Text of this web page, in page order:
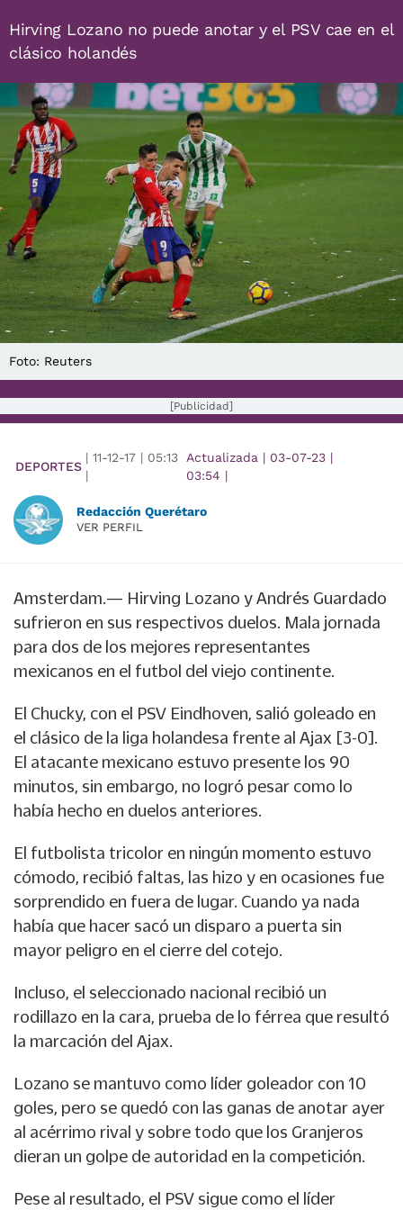
Hirving Lozano no puede anotar y el PSV cae en el
clásico holandés
Foto: Reuters
[Publicidad]
DEPORTES
| 11-12-17 | 05:13
|
Actualizada | 03-07-23 |
03:54 |
Redacción Querétaro
VER PERFIL
Amsterdam.— Hirving Lozano y Andrés Guardado
sufrieron en sus respectivos duelos. Mala jornada
para dos de los mejores representantes
mexicanos en el futbol del viejo continente.
El Chucky, con el PSV Eindhoven, salió goleado en
el clásico de la liga holandesa frente al Ajax [3-0].
El atacante mexicano estuvo presente los 90
minutos, sin embargo, no logró pesar como lo
había hecho en duelos anteriores.
El futbolista tricolor en ningún momento estuvo
cómodo, recibió faltas, las hizo y en ocasiones fue
sorprendido en fuera de lugar. Cuando ya nada
había que hacer sacó un disparo a puerta sin
mayor peligro en el cierre del cotejo.
Incluso, el seleccionado nacional recibió un
rodillazo en la cara, prueba de lo férrea que resultó
la marcación del Ajax.
Lozano se mantuvo como líder goleador con 10
goles, pero se quedó con las ganas de anotar ayer
al acérrimo rival y sobre todo que los Granjeros
dieran un golpe de autoridad en la competición.
Pese al resultado, el PSV sigue como el líder